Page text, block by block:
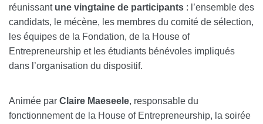
réunissant une vingtaine de participants : l’ensemble des
candidats, le mécène, les membres du comité de sélection,
les équipes de la Fondation, de la House of
Entrepreneurship et les étudiants bénévoles impliqués
dans l’organisation du dispositif.
Animée par Claire Maeseele, responsable du
fonctionnement de la House of Entrepreneurship, la soirée